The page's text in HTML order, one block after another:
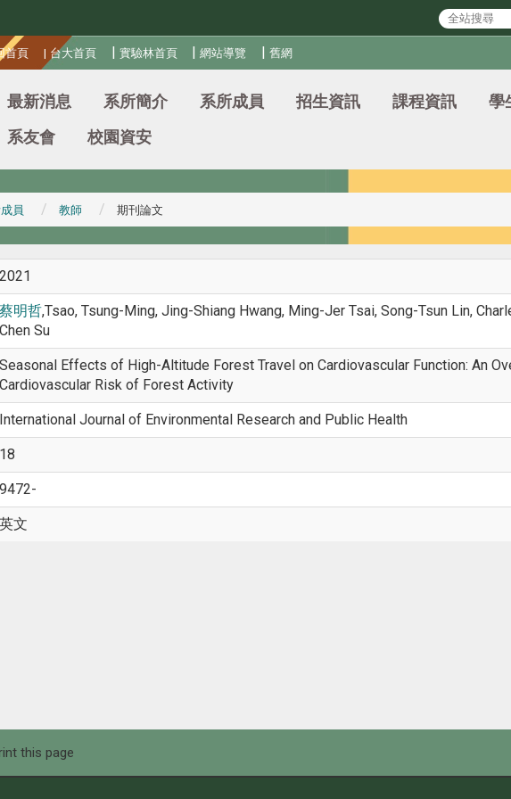
首頁 | 台大首頁 | 實驗林首頁 |網站導覽 |舊網
最新消息 系所簡介 系所成員 招生資訊 課程資訊 學
系友會
校園資安
員 教師 期刊論文
2021
蔡明哲,Tsao, Tsung-Ming, Jing-Shiang Hwang, Ming-Jer Tsai, Song-Tsun Lin,
Chen Su
Seasonal Effects of High-Altitude Forest Travel on Cardiovascular Function: An
Cardiovascular Risk of Forest Activity
International Journal of Environmental Research and Public Health
18
9472-
英文
this page